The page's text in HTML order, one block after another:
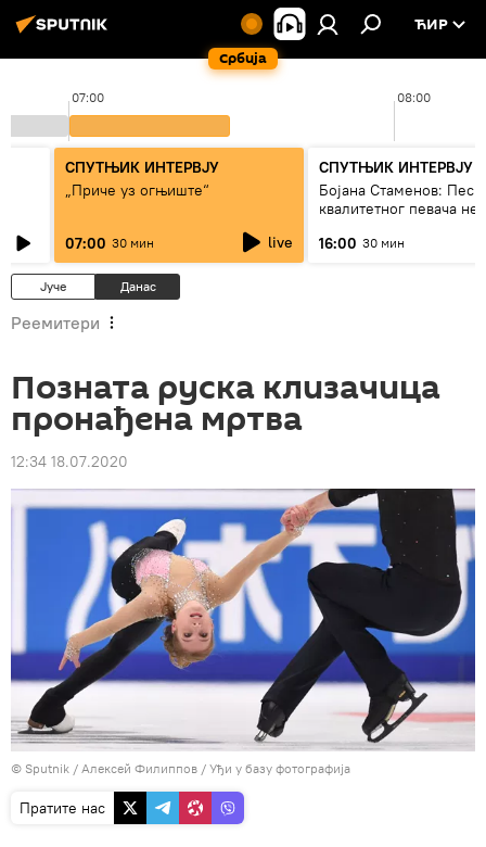
Србија
ЋИР
07:00 08:00
СПУТЊИК ИНТЕРВЈУ
„Приче уз огњиште“
07:00 30 мин live
СПУТЊИК ИНТЕРВЈУ
Бојана Стаменов:
квалитетног певача
16:00 30 мин
Јуче Данас
Реемитери
Позната руска клизачица
пронађена мртва
12:34 18.07.2020
© Sputnik / Алексей Филиппов / Уђи у базу фотографија
Пратите нас